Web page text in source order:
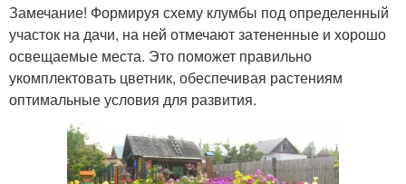
Замечание! Формируя схему клумбы под определенный
участок на дачи, на ней отмечают затененные и хорошо
освещаемые места. Это поможет правильно
укомплектовать цветник, обеспечивая растениям
оптимальные условия для развития.